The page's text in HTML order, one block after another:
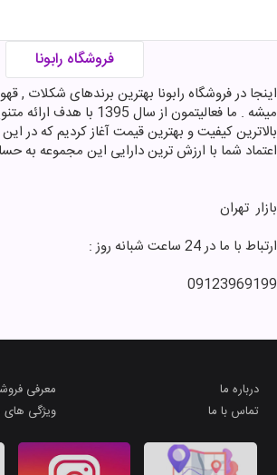
شکلات پروتیینی ورزشی
محصولات پروتیینی ورزشی
انواع پاستیل
فروش عمده
انواع عروسک و اکشن فیگور
غذایی
قهوه
پک های کادویی
مارشمالو
مجله خوشمزه رابونا
انواع ماشین و ماکت
فروشگاه رابونا
اینجا در فروشگاه رابونا بهترین برندهای شکلات ,
میشه . ما فعالیتمون از سال
بالاترین کیفیت و بهترین قیمت آغاز کردیم که در
اعتماد شما با ارزش ترین دارایی این مجموعه به
بازار ‌ تهران
ارتباط با ما در 24 ساعت شبانه روز :
09123969199
درباره ما
تماس با ما
معرفی
ویژگی